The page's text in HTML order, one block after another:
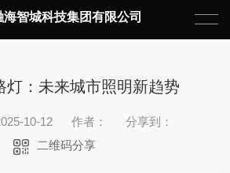
海智城科技集团有限公司
灯：未来城市照明新趋势
10-12 作者：
分享到：
二维码分享